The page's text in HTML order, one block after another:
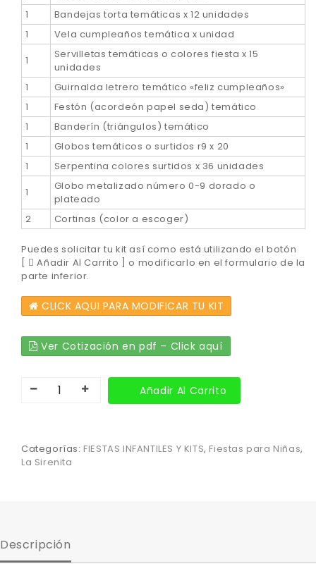
1
Bandejas torta temáticas x 12 unidades
1
Vela cumpleaños temática x unidad
1
Servilletas temáticas o colores fiesta x 15
unidades
1
Guirnalda letrero temático «feliz cumpleaños»
1
Festón (acordeón papel seda) temático
1
Banderín (triángulos) temático
1
Globos temáticos o surtidos r9 x 20
1
Serpentina colores surtidos x 36 unidades
1
Globo metalizado número 0-9 dorado o
plateado
2
Cortinas (color a escoger)
Puedes solicitar tu kit así como está utilizando el botón
[
Añadir Al Carrito ] o modificarlo en el formulario de la
parte inferior.
CLICK AQUI PARA MODIFICAR TU KIT
Ver Cotización en pdf – Click aquí
Añadir Al Carrito
Categorías: FIESTAS INFANTILES Y KITS, Fiestas para Niñas,
La Sirenita
Descripción